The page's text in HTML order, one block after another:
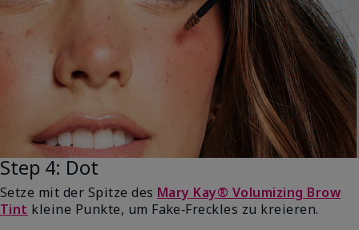
Step 4: Dot
Setze mit der Spitze des Mary Kay® Volumizing Brow
Tint kleine Punkte, um Fake‑Freckles zu kreieren.